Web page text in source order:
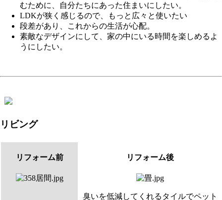
むために、自分たちにあった住まいにしたい。
LDKが狭く感じるので、もっと広々と使いたい
段差があり、これからの生活が心配。
素敵なデザインにして、家の中にいる時間を楽しめるよ
うにしたい。
リビング
リフォーム前 リフォーム後
臭いを低減してくれるタイルでペット